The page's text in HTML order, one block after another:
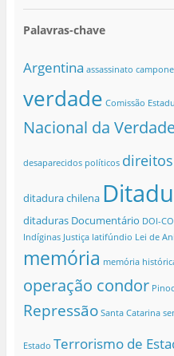
Palavras-chave
Argentina assassinato
verdade Comissão
Nacional da
desaparecidos políticos
ditadura chilena
ditaduras Documentário DOI-
Indíginas Justiça latifúndio Lei de
memória memória
operação condor
Repressão Santa Catarina
Estado Terrorismo de